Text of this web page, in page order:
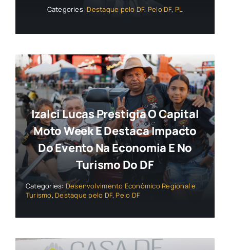
Categories: Destaque pelo DF, Pelo DF, PL
Izalci Lucas Prestigia O Capital
Moto Week E Destaca Impacto
Do Evento Na Economia E No
Turismo Do DF
Categories: Desenvolvimento Econômico Regional e
Turismo, Destaque pelo DF, Pelo DF